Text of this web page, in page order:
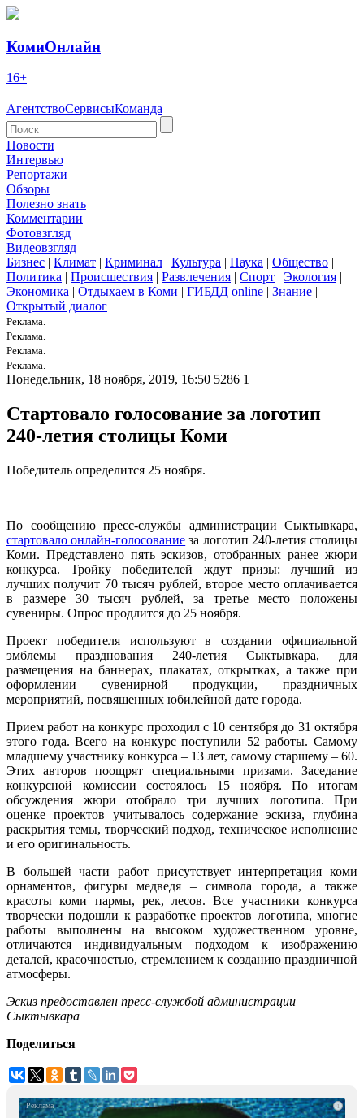
КомиОнлайн
16+
АгентствоСервисыКоманда
Новости
Интервью
Репортажи
Обзоры
Полезно знать
Комментарии
Фотовзгляд
Видеовзгляд
Бизнес | Климат | Криминал | Культура | Наука | Общество |
Политика | Происшествия | Развлечения | Спорт | Экология |
Экономика | Отдыхаем в Коми | ГИБДД online | Знание |
Открытый диалог
Реклама.
Реклама.
Реклама.
Реклама.
Понедельник, 18 ноября, 2019, 16:50 5286 1
Стартовало голосование за логотип
240-летия столицы Коми
Победитель определится 25 ноября.
По сообщению пресс-службы администрации Сыктывкара,
стартовало онлайн-голосование за логотип 240-летия столицы
Коми. Представлено пять эскизов, отобранных ранее жюри
конкурса. Тройку победителей ждут призы: лучший из
лучших получит 70 тысяч рублей, второе место оплачивается
в размере 30 тысяч рублей, за третье место положены
сувениры. Опрос продлится до 25 ноября.
Проект победителя используют в создании официальной
эмблемы празднования 240-летия Сыктывкара, для
размещения на баннерах, плакатах, открытках, а также при
оформлении сувенирной продукции, праздничных
мероприятий, посвященных юбилейной дате города.
Прием работ на конкурс проходил с 10 сентября до 31 октября
этого года. Всего на конкурс поступили 52 работы. Самому
младшему участнику конкурса – 13 лет, самому старшему – 60.
Этих авторов поощрят специальными призами. Заседание
конкурсной комиссии состоялось 15 ноября. По итогам
обсуждения жюри отобрало три лучших логотипа. При
оценке проектов учитывалось содержание эскиза, глубина
раскрытия темы, творческий подход, техническое исполнение
и его оригинальность.
В большей части работ присутствует интерпретация коми
орнаментов, фигуры медведя – символа города, а также
красоты коми пармы, рек, лесов. Все участники конкурса
творчески подошли к разработке проектов логотипа, многие
работы выполнены на высоком художественном уровне,
отличаются индивидуальным подходом к изображению
деталей, красочностью, стремлением к созданию праздничной
атмосферы.
Эскиз предоставлен пресс-службой администрации
Сыктывкара
Поделиться
i